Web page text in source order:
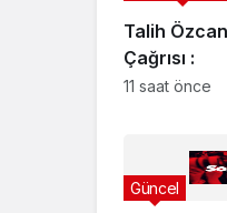
Talih
Çağrısı :
11 saat önce
Güncel